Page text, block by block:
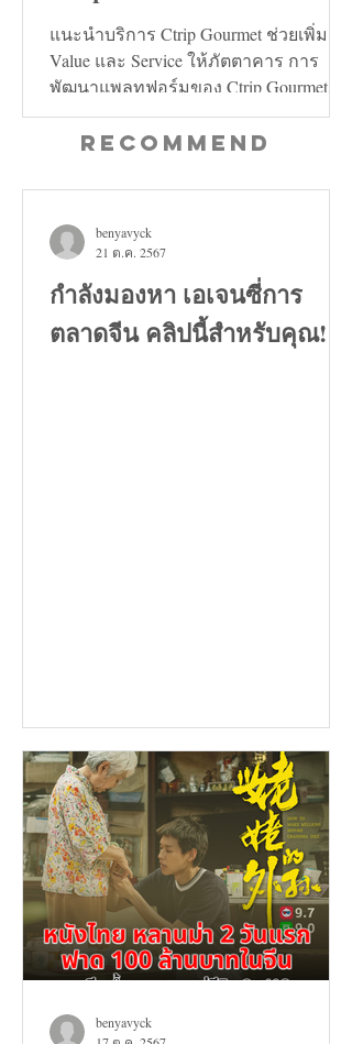
คลี่คลาย
แนะนำบริการ Ctrip Gourmet ช่วยเพิ่ม
Value และ Service ให้ภัตตาคาร การ
พัฒนาแพลทฟอร์มของ Ctrip Gourmet จะ
ช่วยเพิ่มทั้งในด้าน Value และ...
Recommend
กำลังมองหา เอเจนซี่การ
ตลาดจีน คลิปนี้สำหรับคุณ!
benyavyck
21 ต.ค. 2567
benyavyck